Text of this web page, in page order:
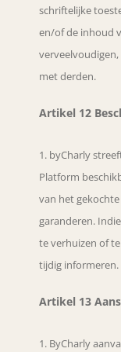
schriftelijke
en/of de inhoud
met derden.
Artikel 12
byCharly
Platform
van het
garanderen.
te verhuizen of
tijdig informeren.
Artikel 13
ByCharly